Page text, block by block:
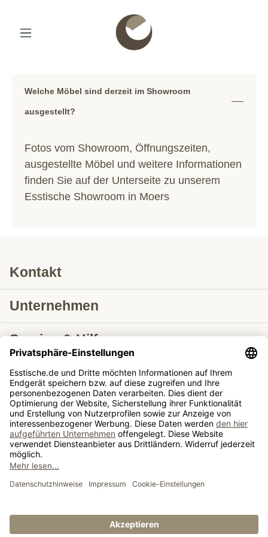
Welche Möbel sind derzeit im Showroom
ausgestellt?
Fotos vom Showroom, Öffnungszeiten,
ausgestellte Möbel und weitere Informationen
finden Sie auf der Unterseite zu unserem
Esstische Showroom in Moers
Kontakt
Unternehmen
Service & Hilfe
Lieferung nach
Tische ausziehbar
Tische